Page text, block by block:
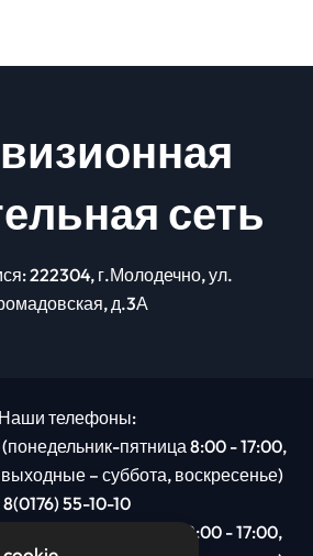
сеть
222304, г.Молодечно, ул.
д.3А
Наши телефоны:
пятница 8:00 - 17:00,
– суббота, воскресенье)
8(0176) 55-10-10
пятница 8:00 - 17:00,